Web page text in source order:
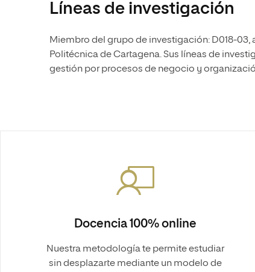
Líneas de investigación
Miembro del grupo de investigación: D018-03,
Politécnica de Cartagena. Sus líneas de
gestión por procesos de negocio y
Docencia 100% online
Nuestra metodología te permite estudiar
sin desplazarte mediante un modelo de